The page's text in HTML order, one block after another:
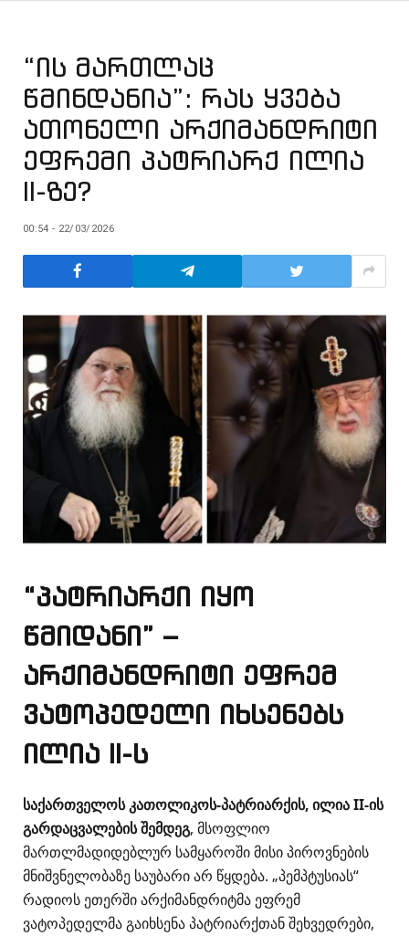
“ის მართლაც
წმინდანია”: რას ყვება
ათონელი არქიმანდრიტი
ეფრემი პატრიარქ ილია
II-ზე?
00:54 - 22/03/2026
“პატრიარქი იყო
წმიდანი” –
არქიმანდრიტი ეფრემ
ვატოპედელი იხსენებს
ილია II-ს
საქართველოს კათოლიკოს-პატრიარქის, ილია II-ის
გარდაცვალების შემდეგ, მსოფლიო
მართლმადიდებლურ სამყაროში მისი პიროვნების
მნიშვნელობაზე საუბარი არ წყდება. „პემპტუსიას“
რადიოს ეთერში არქიმანდრიტმა ეფრემ
ვატოპედელმა გაიხსენა პატრიარქთან შეხვედრები,